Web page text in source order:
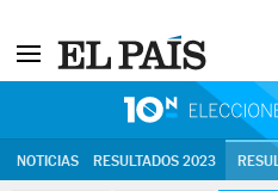
NOTICIAS RESULTADOS 2023